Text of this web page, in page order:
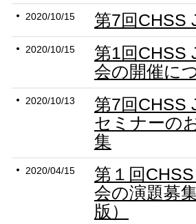
2020/10/15 第7回CHSS
2020/10/15
第1回CHSS
会の開催に
2020/10/13
第7回CHSS
セミナーの
集
2020/04/15
第１回
会の演題募
版）